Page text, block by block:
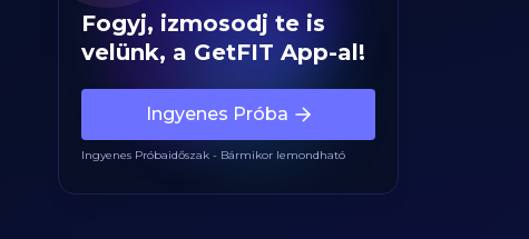
Fogyj, izmosodj te is
velünk, a GetFIT App-al!
Ingyenes Próba
Ingyenes Próbaidőszak - Bármikor lemondható